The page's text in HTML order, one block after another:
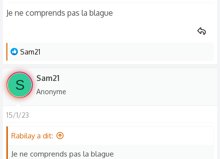
Je ne comprends pas la blague
L
s
r
é
c
o
Sam21
S Sam21
Anonyme
15/1/23
Rabilay a dit:
Je ne comprends pas la blague